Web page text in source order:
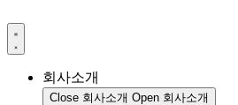
회사소개
Close 회사소개 Open 회사소개